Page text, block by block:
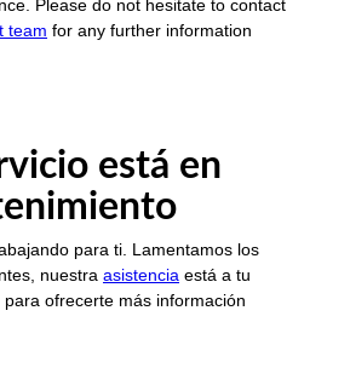
Please do not hesitate to contact
team for any further information
está en
para ti. Lamentamos los
nuestra asistencia está a tu
para ofrecerte más información